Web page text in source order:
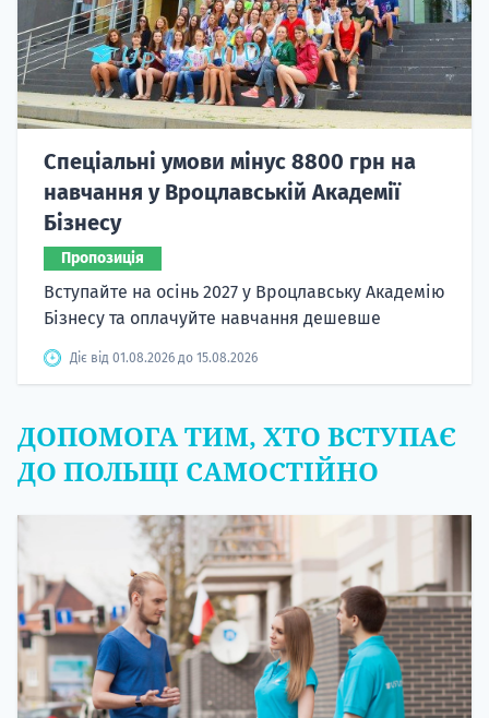
Спеціальні умови мінус 8800 грн на
навчання у Вроцлавській Академії
Бізнесу
Пропозиція
Вступайте на осінь 2027 у Вроцлавську Академію
Бізнесу та оплачуйте навчання дешевше
Діє від 01.08.2026 до 15.08.2026
ДОПОМОГА ТИМ, ХТО ВСТУПАЄ
ДО ПОЛЬЩІ САМОСТІЙНО